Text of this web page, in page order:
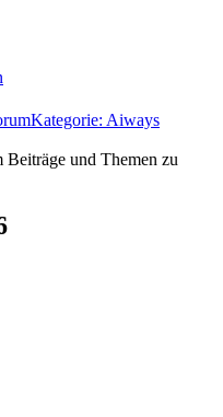
Kategorie: Aiways
Beiträge und Themen zu